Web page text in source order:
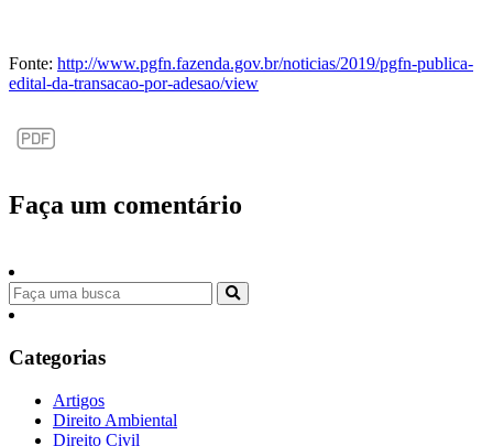
Fonte: http://www.pgfn.fazenda.gov.br/noticias/2019/pgfn-publica-
edital-da-transacao-por-adesao/view
Faça um comentário
Categorias
Artigos
Direito Ambiental
Direito Civil